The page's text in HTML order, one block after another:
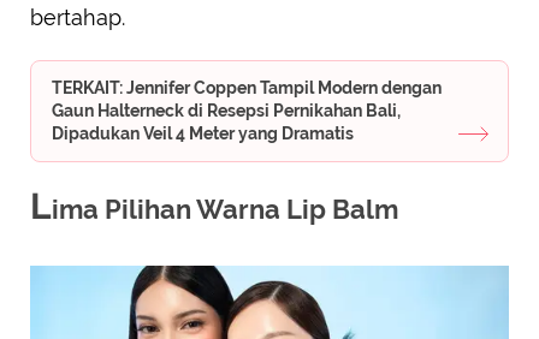
bertahap.
TERKAIT: Jennifer Coppen Tampil Modern dengan
Gaun Halterneck di Resepsi Pernikahan Bali,
Dipadukan Veil 4 Meter yang Dramatis
Lima Pilihan Warna Lip Balm